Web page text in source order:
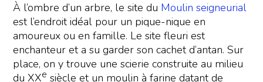
À l’ombre d’un arbre, le site du Moulin seigneurial
est l’endroit idéal pour un pique-nique en
amoureux ou en famille. Le site fleuri est
enchanteur et a su garder son cachet d’antan. Sur
place, on y trouve une scierie construite au milieu
du XXe siècle et un moulin à farine datant de